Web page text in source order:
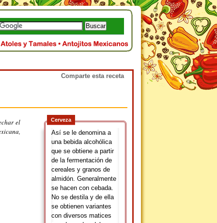
el
Cerveza
Así se le denomina a
una bebida alcohólica
que se obtiene a partir
de la fermentación de
cereales y granos de
almidón. Generalmente
se hacen con cebada.
No se destila y de ella
se obtienen variantes
con diversos matices
Comparte esta receta